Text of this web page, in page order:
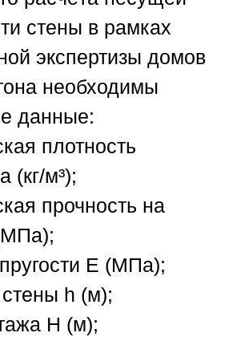
стены в рамках
экспертизы домов
необходимы
данные:
плотность
(кг/м³);
прочность на
E (МПа);
h (м);
H (м);